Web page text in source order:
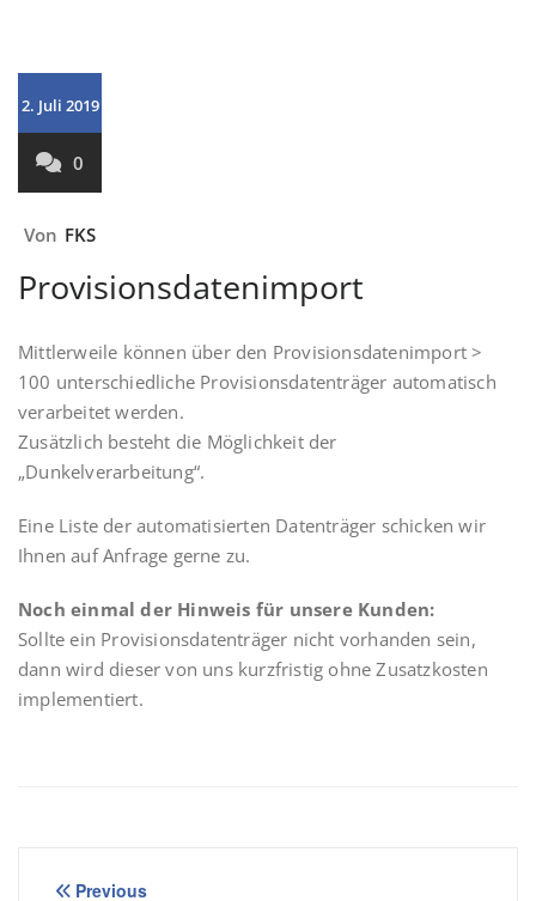
2. Juli 2019
0
Von FKS
Provisionsdatenimport
Mittlerweile können über den Provisionsdatenimport >
100 unterschiedliche Provisionsdatenträger automatisch
verarbeitet werden.
Zusätzlich besteht die Möglichkeit der
„Dunkelverarbeitung“.
Eine Liste der automatisierten Datenträger schicken wir
Ihnen auf Anfrage gerne zu.
Noch einmal der Hinweis für unsere Kunden:
Sollte ein Provisionsdatenträger nicht vorhanden sein,
dann wird dieser von uns kurzfristig ohne Zusatzkosten
implementiert.
Previous